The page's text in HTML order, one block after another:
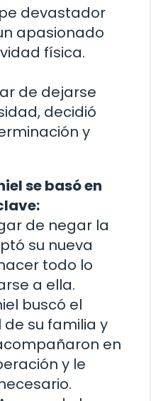
devastador
apasionado
física.
de dejarse
decidió
y
se basó en
de negar la
su nueva
todo lo
a ella.
buscó el
su familia y
en
y le